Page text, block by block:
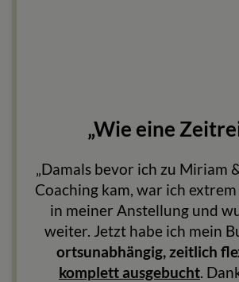
„Wie eine
„Damals bevor ich zu Miriam
Coaching kam, war ich
in meiner Anstellung und
weiter. Jetzt habe ich mein
ortsunabhängig, zeitlich
komplett ausgebucht .